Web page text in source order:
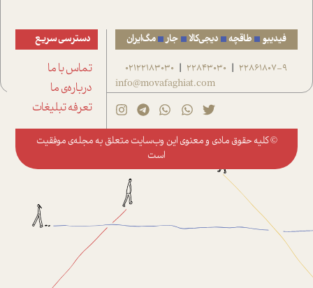
فیدیبو طاقچه دیجی‌کالا جار مگ‌ایران
22861807-9
|
22843030
|
02122183030
info@movafaghiat.com
دسترسی سریع
تماس با ما
درباره‌ی ما
تعرفه تبلیغات
© کلیه حقوق مادی و معنوی این وب‌سایت متعلق به مجله‌ی موفقیت
است